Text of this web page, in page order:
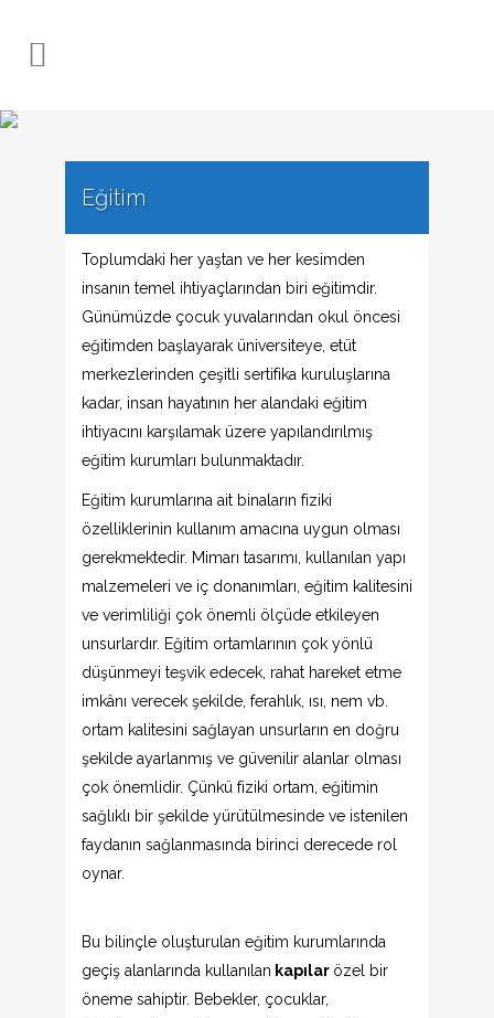
Eğitim
Toplumdaki her yaştan ve her kesimden
insanın temel ihtiyaçlarından biri eğitimdir.
Günümüzde çocuk yuvalarından okul öncesi
eğitimden başlayarak üniversiteye, etüt
merkezlerinden çeşitli sertifika kuruluşlarına
kadar, insan hayatının her alandaki eğitim
ihtiyacını karşılamak üzere yapılandırılmış
eğitim kurumları bulunmaktadır.
Eğitim kurumlarına ait binaların fiziki
özelliklerinin kullanım amacına uygun olması
gerekmektedir. Mimarı tasarımı, kullanılan yapı
malzemeleri ve iç donanımları, eğitim kalitesini
ve verimliliği çok önemli ölçüde etkileyen
unsurlardır. Eğitim ortamlarının çok yönlü
düşünmeyi teşvik edecek, rahat hareket etme
imkânı verecek şekilde, ferahlık, ısı, nem vb.
ortam kalitesini sağlayan unsurların en doğru
şekilde ayarlanmış ve güvenilir alanlar olması
çok önemlidir. Çünkü fiziki ortam, eğitimin
sağlıklı bir şekilde yürütülmesinde ve istenilen
faydanın sağlanmasında birinci derecede rol
oynar.
Bu bilinçle oluşturulan eğitim kurumlarında
geçiş alanlarında kullanılan kapılar özel bir
öneme sahiptir. Bebekler, çocuklar,